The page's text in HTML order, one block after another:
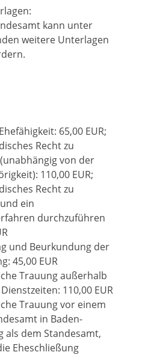
kann unter
weitere Unterlagen
65,00 EUR;
Recht zu
von der
110,00 EUR;
Recht zu
ein
durchzuführen
und Beurkundung der
45,00 EUR
Trauung außerhalb
110,00 EUR
Trauung vor einem
in Baden-
als dem Standesamt,
Eheschließung